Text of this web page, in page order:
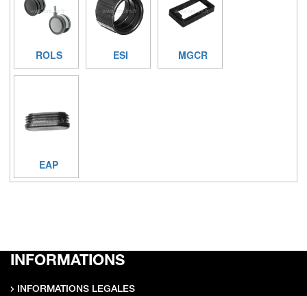
ROLS ESI MGCR
EAP
INFORMATIONS
INFORMATIONS LEGALES